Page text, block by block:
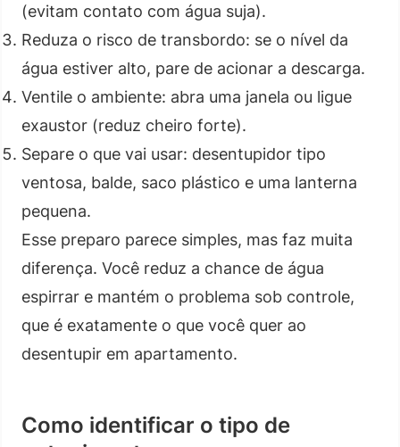
(evitam contato com água suja).
Reduza o risco de transbordo: se o nível da
água estiver alto, pare de acionar a descarga.
Ventile o ambiente: abra uma janela ou ligue
exaustor (reduz cheiro forte).
Separe o que vai usar: desentupidor tipo
ventosa, balde, saco plástico e uma lanterna
pequena.
Esse preparo parece simples, mas faz muita
diferença. Você reduz a chance de água
espirrar e mantém o problema sob controle,
que é exatamente o que você quer ao
desentupir em apartamento.
Como identificar o tipo de